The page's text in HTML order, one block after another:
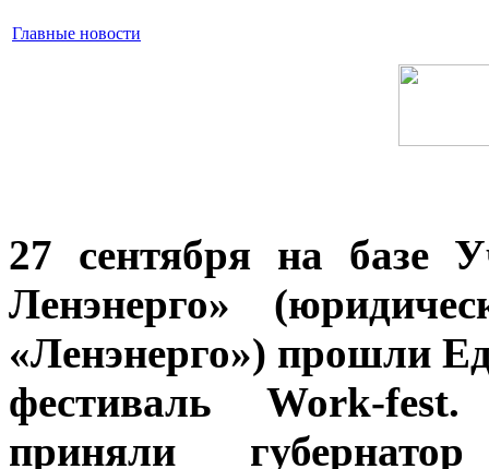
Главные новости
27 сентября на базе
Ленэнерго»
«Ленэнерго») прошли
фестиваль Work-
приняли